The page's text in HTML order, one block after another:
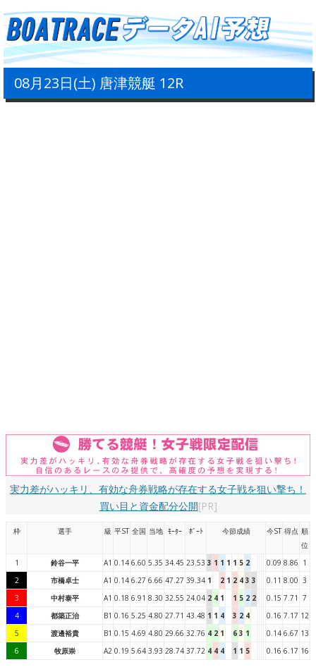
08月23日(土) 唐津競艇 12R
実力差がハッキリ、有効な舟券戦略が存在する女子戦を狙い撃ち！
買い目と資金配分公開[PR]
枠 選手 級 平ST 全国 当地 ﾓｰﾀｰ ﾎﾞｰﾄ 今節成績 今ST 得点 順
位
1
鈴谷一平 A1 0.14 6.60 5.35 34.45 23.53 3 1 1 1 1 5 2 0.09 8.86 1
2
市橋卓士 A1 0.14 6.27 6.66 47.27 39.34 1 2 1 2 4 3 3 0.11 8.00 3
3
中村泰平 A1 0.18 6.91 8.30 32.55 24.04 2 4 1 1 5 2 2 0.15 7.71 7
4
都築正治 B1 0.16 5.25 4.80 27.71 43.48 1 1 4 3 2 4 0.16 7.17 12
5
渡邊裕貴 B1 0.15 4.69 4.80 29.66 32.76 4 2 1 6 3 1 0.14 6.67 13
6
牧原崇 A2 0.19 5.64 3.93 28.74 37.72 4 4 4 1 1 5 0.16 6.17 16